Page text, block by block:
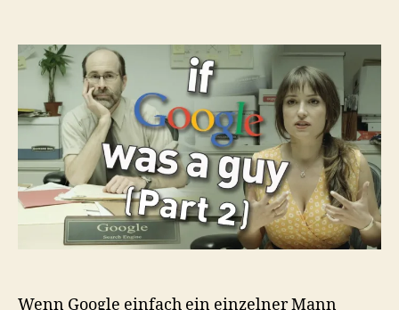
sich
ganzen
Tag
anhören
muss
Wenn Google einfach ein einzelner Mann